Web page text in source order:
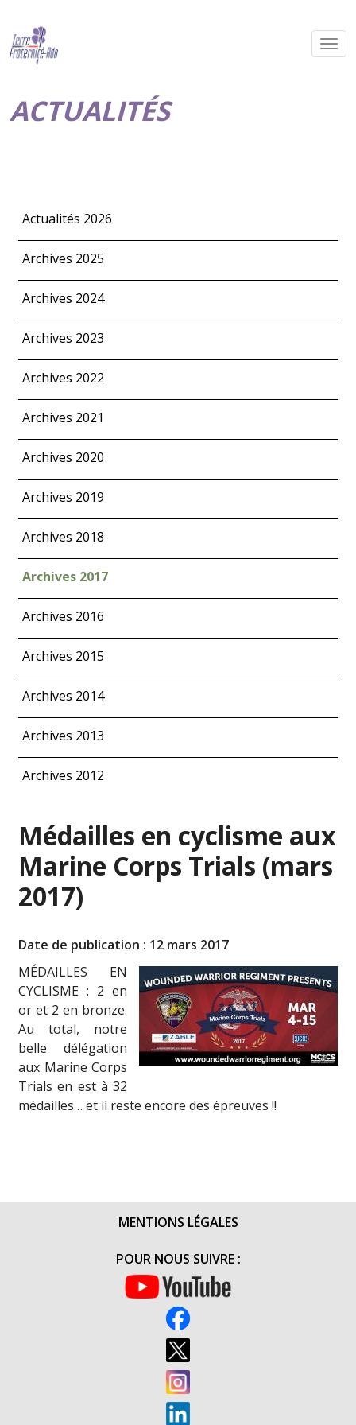
ACTUALITÉS
Actualités 2026
Archives 2025
Archives 2024
Archives 2023
Archives 2022
Archives 2021
Archives 2020
Archives 2019
Archives 2018
Archives 2017
Archives 2016
Archives 2015
Archives 2014
Archives 2013
Archives 2012
Médailles en cyclisme aux
Marine Corps Trials (mars
2017)
Date de publication : 12 mars 2017
MÉDAILLES EN
CYCLISME : 2 en
or et 2 en bronze.
Au total, notre
belle délégation
aux Marine Corps
Trials en est à 32
médailles… et il reste encore des épreuves !!
MENTIONS LÉGALES
POUR NOUS SUIVRE :